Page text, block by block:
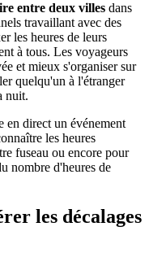
entre deux villes dans
travaillant avec des
les heures de leurs
à tous. Les voyageurs
et mieux s'organiser sur
quelqu'un à l'étranger
nuit.
en direct un événement
les heures
fuseau ou encore pour
nombre d'heures de
les décalages